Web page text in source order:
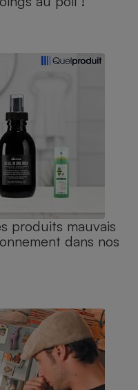
produits mauvais
dans nos